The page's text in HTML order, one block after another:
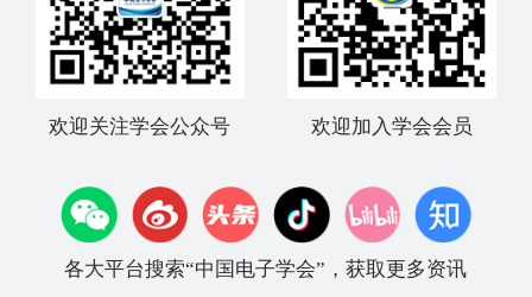
欢迎关注学会公众号 欢迎加入学会会员
各大平台搜索“中国电子学会”，获取更多资讯